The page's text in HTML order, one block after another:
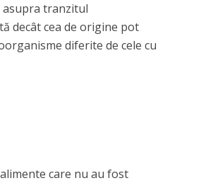
asupra tranzitul
decât cea de origine pot
diferite de cele cu
care nu au fost